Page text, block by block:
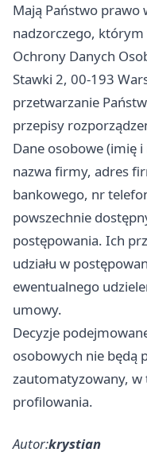
Mają Państwo prawo
nadzorczego, którym
Ochrony Danych
Stawki 2, 00-193
przetwarzanie
przepisy
Dane osobowe (imię
nazwa firmy, adres
bankowego, nr
powszechnie
postępowania. Ich
udziału w
ewentualnego
umowy.
Decyzje
osobowych nie będą
zautomatyzowany, w
profilowania.
Autor:krystian